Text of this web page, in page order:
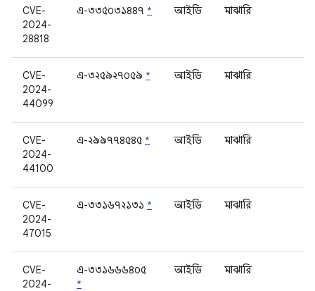
CVE-
2024-
28818
এ-৩৩৫০৩১৪৪৭ * আইডি মাঝারি
CVE-
2024-
44099
এ-৩২৫৯২৭০৫৯ * আইডি মাঝারি
CVE-
2024-
44100
এ-২৯৯৭৭৪৫৪৫ * আইডি মাঝারি
CVE-
2024-
47015
এ-৩৩১৬৭২১৩১ * আইডি মাঝারি
CVE-
2024-
এ-৩৩১৬৬৬৪০৫
*
আইডি মাঝারি